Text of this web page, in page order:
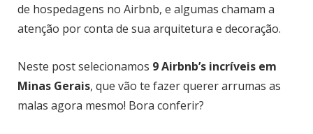
de hospedagens no Airbnb, e algumas chamam a
atenção por conta de sua arquitetura e decoração.
Neste post selecionamos 9 Airbnb’s incríveis em
Minas Gerais, que vão te fazer querer arrumas as
malas agora mesmo! Bora conferir?